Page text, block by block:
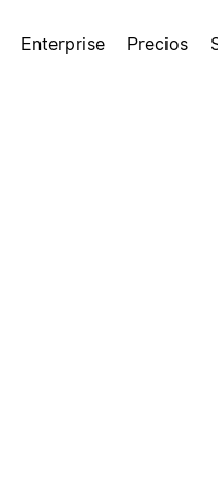
Enterprise Precios